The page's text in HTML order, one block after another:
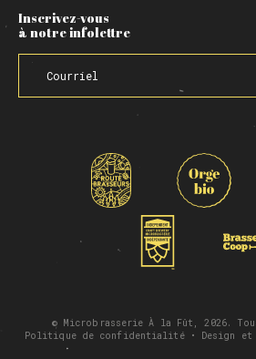
Inscrivez-vous
à notre infolettre
© Microbrasserie À la Fût, 2026.
Politique de confidentialité• Design et